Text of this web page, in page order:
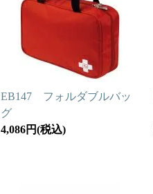
EB147 フォルダブルバッ
グ
4,086円(税込)